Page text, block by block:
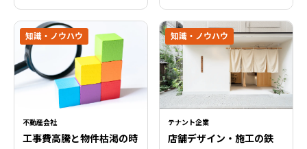
不動産会社
工事費高騰と物件枯渇の時
知識・ノウハウ
テナント企業
店舗デザイン・施工の鉄
知識・ノウハウ